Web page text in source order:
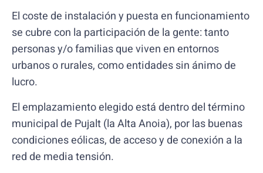
El coste de instalación y puesta en funcionamiento
se cubre con la participación de la gente: tanto
personas y/o familias que viven en entornos
urbanos o rurales, como entidades sin ánimo de
lucro.
El emplazamiento elegido está dentro del término
municipal de Pujalt (la Alta Anoia), por las buenas
condiciones eólicas, de acceso y de conexión a la
red de media tensión.